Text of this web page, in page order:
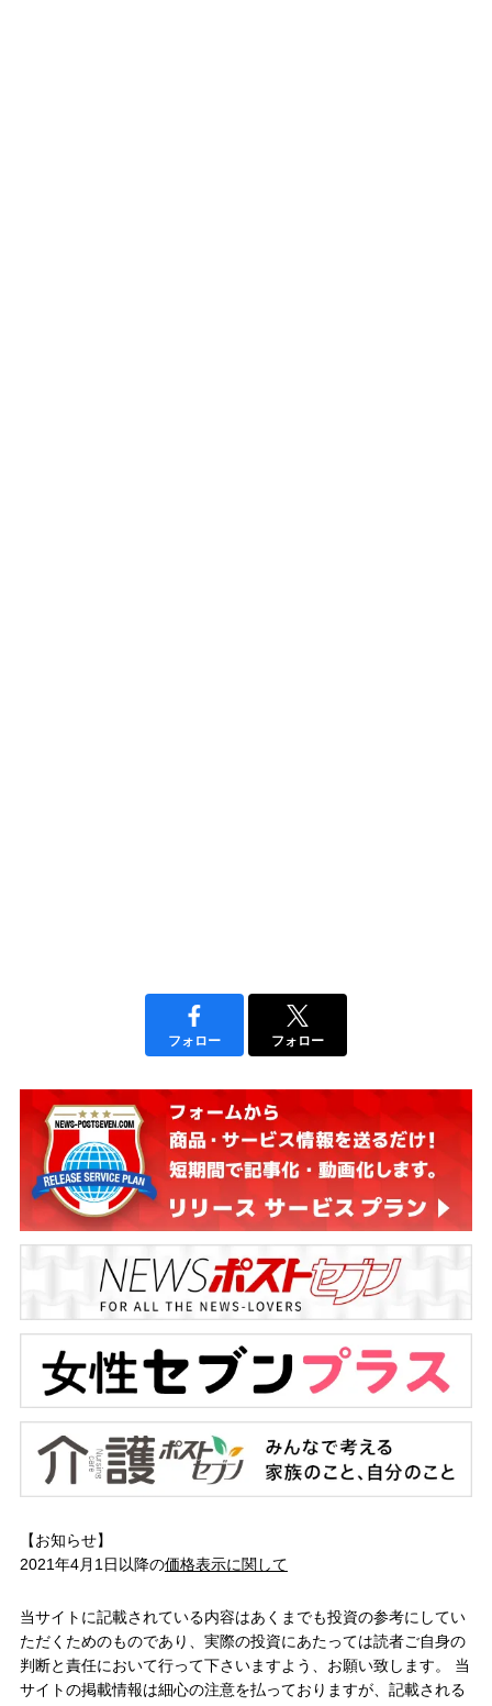
フォロー フォロー
【お知らせ】
2021年4月1日以降の価格表示に関して
当サイトに記載されている内容はあくまでも投資の参考にしてい
ただくためのものであり、実際の投資にあたっては読者ご自身の
判断と責任において行って下さいますよう、お願い致します。 当
サイトの掲載情報は細心の注意を払っておりますが、記載される